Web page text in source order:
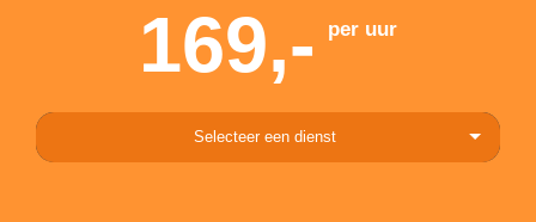
169,- per uur
Selecteer een dienst